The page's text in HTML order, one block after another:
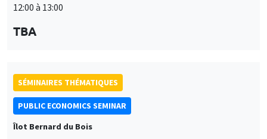
12:00 à 13:00
TBA
SÉMINAIRES THÉMATIQUES
PUBLIC ECONOMICS SEMINAR
Îlot Bernard du Bois